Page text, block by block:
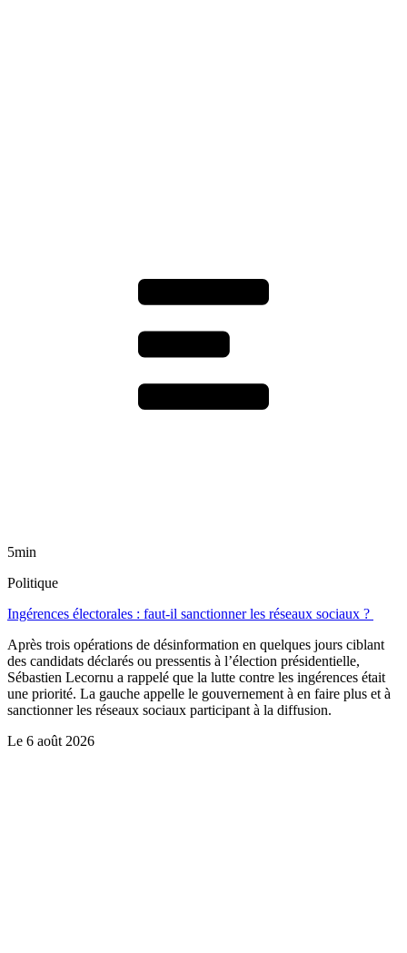
5min
Politique
Ingérences électorales : faut-il sanctionner les réseaux sociaux ?
Après trois opérations de désinformation en quelques jours ciblant
des candidats déclarés ou pressentis à l’élection présidentielle,
Sébastien Lecornu a rappelé que la lutte contre les ingérences était
une priorité. La gauche appelle le gouvernement à en faire plus et à
sanctionner les réseaux sociaux participant à la diffusion.
Le 6 août 2026